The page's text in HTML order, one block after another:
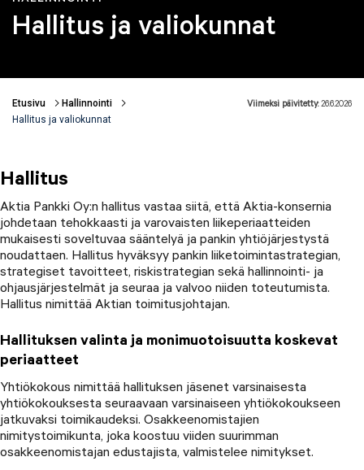
Hallitus ja valiokunnat
Murupolku
Etusivu
Hallinnointi
Hallitus ja valiokunnat
Viimeksi päivitetty:26.6.2026
Hallitus
Aktia Pankki Oy:n hallitus vastaa siitä, että Aktia-konsernia
johdetaan tehokkaasti ja varovaisten liikeperiaatteiden
mukaisesti soveltuvaa sääntelyä ja pankin yhtiöjärjestystä
noudattaen. Hallitus hyväksyy pankin liiketoimintastrategian,
strategiset tavoitteet, riskistrategian sekä hallinnointi- ja
ohjausjärjestelmät ja seuraa ja valvoo niiden toteutumista.
Hallitus nimittää Aktian toimitusjohtajan.
Hallituksen valinta ja monimuotoisuutta koskevat
periaatteet
Yhtiökokous nimittää hallituksen jäsenet varsinaisesta
yhtiökokouksesta seuraavaan varsinaiseen yhtiökokoukseen
jatkuvaksi toimikaudeksi. Osakkeenomistajien
nimitystoimikunta, joka koostuu viiden suurimman
osakkeenomistajan edustajista, valmistelee nimitykset.